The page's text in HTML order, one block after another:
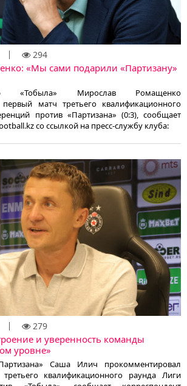
294
«Мы сами подарили «Партизану»
«Тобыла» Мирослав Ромащенко
матч третьего квалификационного
против «Партизана» (0:3), сообщает
со ссылкой на пресс-службу клуба:
279
и уверенность команды
уровне»
Саша Илич прокомментировал
квалификационного раунда Лиги